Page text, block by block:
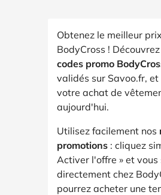
Obtenez le meilleur
BodyCross ! Découvrez
codes promo
validés sur Savoo.fr, et
votre achat de
aujourd'hui.
Utilisez facilement nos
promotions : cliquez
Activer l'offre » et vous
directement chez
pourrez acheter une